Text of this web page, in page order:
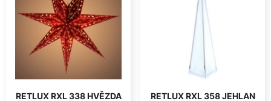
RETLUX RXL 338 HVĚZDA
RETLUX RXL 358 JEHLAN